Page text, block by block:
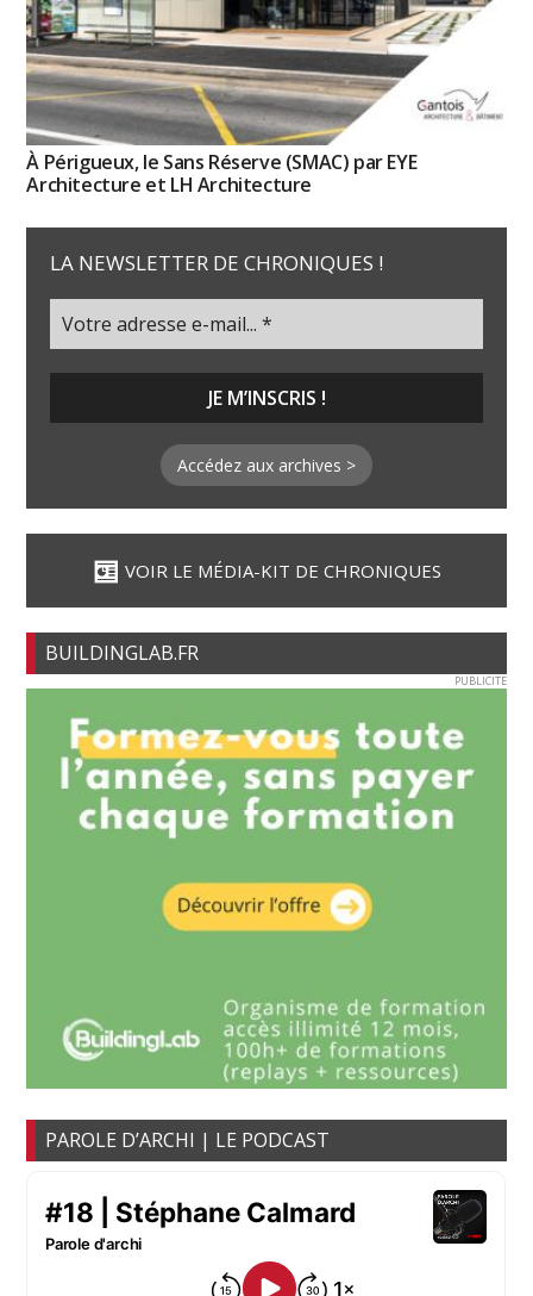
À Périgueux, le Sans Réserve (SMAC) par EYE
Architecture et LH Architecture
LA NEWSLETTER DE CHRONIQUES !
Accédez aux archives >
VOIR LE MÉDIA-KIT DE CHRONIQUES
BUILDINGLAB.FR
PUBLICITE
PAROLE D’ARCHI | LE PODCAST